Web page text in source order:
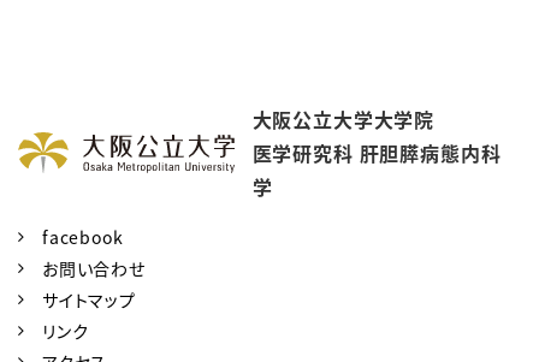
大阪公立大学大学院
医学研究科 肝胆膵病態内科
学
facebook
お問い合わせ
サイトマップ
リンク